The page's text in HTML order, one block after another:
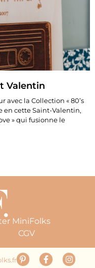
Valentin
avec la Collection « 80’s
en cette Saint-Valentin,
» qui fusionne le
MiniFolks
CGV